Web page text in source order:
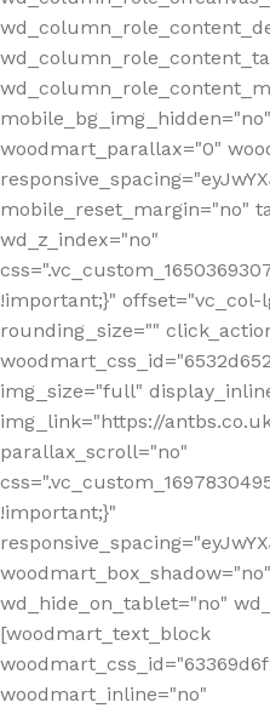
woodmart_parallax="0"
mobile_reset_margin="no"
wd_z_index="no"
!important;}"
rounding_size=""
img_size="full"
img_link="https://
parallax_scroll="no"
!important;}"
wd_hide_on_tablet="no"
[woodmart_text_block
woodmart_inline="no"